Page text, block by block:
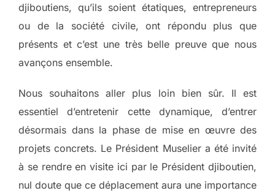
djiboutiens, qu’ils soient étatiques, entrepreneurs
ou de la société civile, ont répondu plus que
présents et c’est une très belle preuve que nous
avançons ensemble.
Nous souhaitons aller plus loin bien sûr. Il est
essentiel d’entretenir cette dynamique, d’entrer
désormais dans la phase de mise en œuvre des
projets concrets. Le Président Muselier a été invité
à se rendre en visite ici par le Président djiboutien,
nul doute que ce déplacement aura une importance